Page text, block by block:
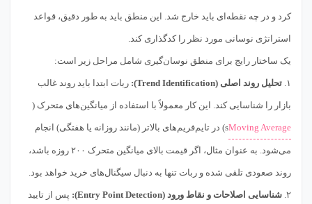
کرد و در چه نقطه‌ای باید خارج شد. این منطق باید به طور دقیق، قواعد
استراتژی نوسانی مورد نظر را کدگذاری کند.
یک ساختار رایج برای منطق نوسان‌گیری شامل مراحل زیر است:
۱. تحلیل روند اصلی (Trend Identification): ربات ابتدا باید روند غالب
بازار را شناسایی کند. این کار معمولاً با استفاده از میانگین‌های متحرک (
Moving Average s) در تایم‌فریم‌های بالاتر (مانند روزانه یا هفتگی) انجام
می‌شود. به عنوان مثال، اگر قیمت بالای میانگین متحرک ۲۰۰ روزه باشد،
روند صعودی تلقی شده و ربات تنها به دنبال سیگنال‌های خرید خواهد بود.
۲. شناسایی اصلاحات و نقاط ورود (Entry Point Detection): پس از تایید